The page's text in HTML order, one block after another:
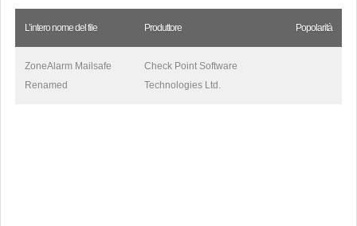
L’intero nome del file Produttore Popolarità
ZoneAlarm Mailsafe
Renamed
Check Point Software
Technologies Ltd.